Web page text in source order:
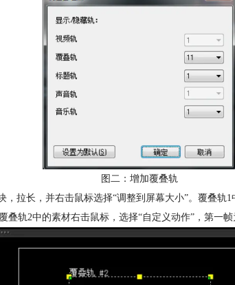
图二：增加覆叠轨
，拉长，并右击鼠标选择“调整到屏幕大小”。覆叠轨
叠轨2中的素材右击鼠标，选择“自定义动作”，第一